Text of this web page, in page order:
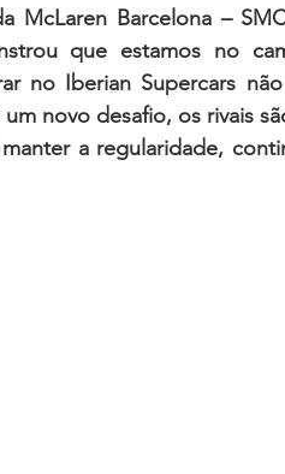
McLaren Barcelona –
que estamos no
no Iberian Supercars
novo desafio, os rivais
a regularidade,